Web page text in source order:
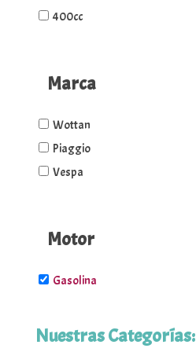
400cc
Marca
Wottan
Piaggio
Vespa
Motor
Gasolina
Nuestras Categorías: